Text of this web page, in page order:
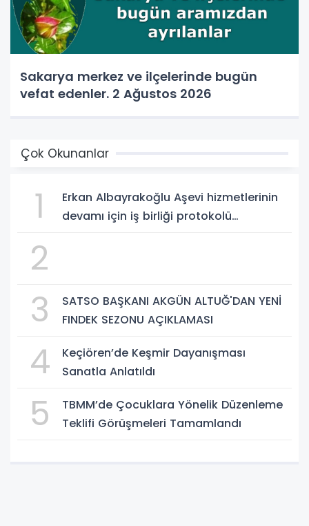
Sakarya merkez ve ilçelerinde bugün
vefat edenler. 2 Ağustos 2026
Çok Okunanlar
1
Erkan Albayrakoğlu Aşevi hizmetlerinin
devamı için iş birliği protokolü
2
3
SATSO BAŞKANI AKGÜN ALTUĞ'DAN YENİ
FINDEK SEZONU AÇIKLAMASI
4
Keçiören’de Keşmir Dayanışması
Sanatla Anlatıldı
5
TBMM’de Çocuklara Yönelik Düzenleme
Teklifi Görüşmeleri Tamamlandı